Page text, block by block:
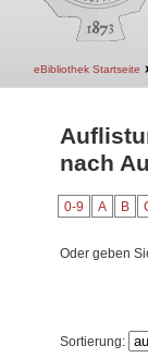
eBibliothek Startseite
nach
0-9 A B
Oder geben
Sortierung: